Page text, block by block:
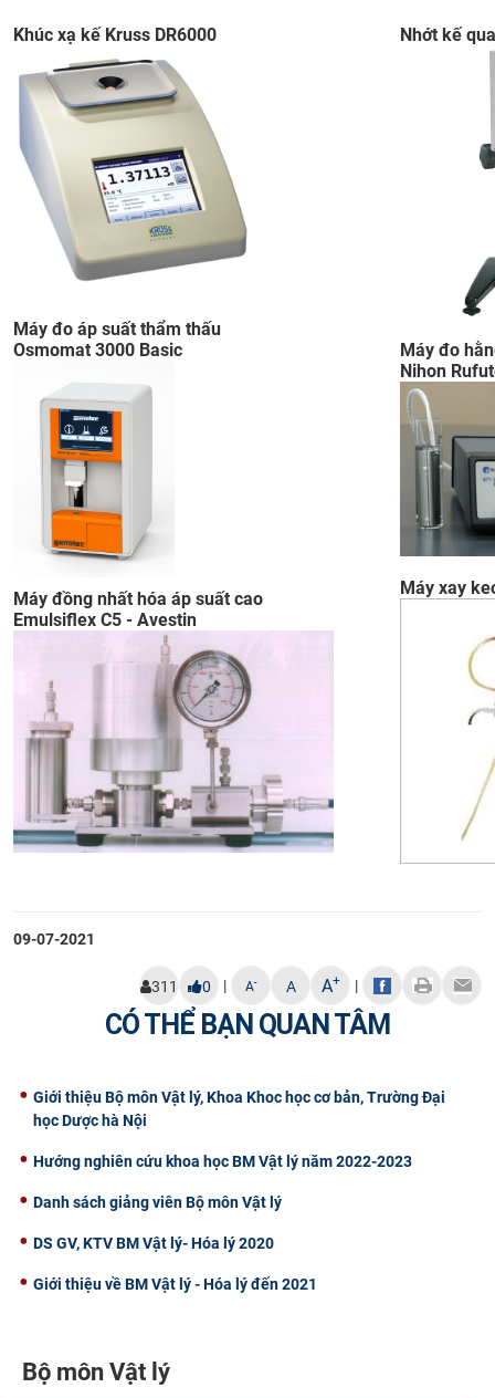
Khúc xạ kế Kruss DR6000​ Nhớt kế
Máy đo áp suất thẩm thấu
Osmomat 3000 Basic​
Máy đo
Nihon
​Máy đồng nhất hóa áp suất cao
Emulsiflex C5 - Avestin
Máy xay
09-07-2021
311 0 | A- A A+ |
CÓ THỂ BẠN QUAN TÂM
Giới thiệu Bộ môn Vật lý, Khoa Khoc học cơ bản, Trường Đại
học Dược hà Nội
Hướng nghiên cứu khoa học BM Vật lý năm 2022-2023
Danh sách giảng viên Bộ môn Vật lý
DS GV, KTV BM Vật lý- Hóa lý 2020
Giới thiệu về BM Vật lý - Hóa lý đến 2021
Bộ môn Vật lý​